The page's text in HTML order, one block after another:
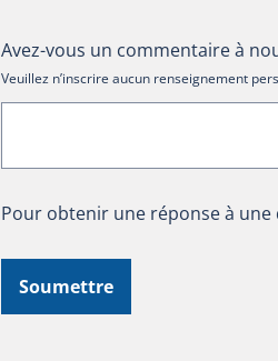
Avez-vous un commentaire à
Veuillez n’inscrire aucun renseignement
Pour obtenir une réponse à
Soumettre